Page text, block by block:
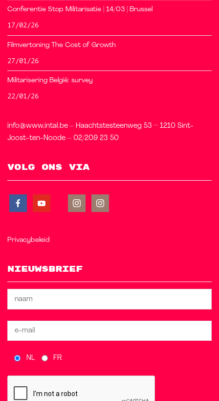
Conferentie Stop Militarisatie | 14/03 | Brussel
17/02/26
Filmvertoning The Cost of Growth
27/01/26
Militarisering België: survey
22/01/26
info@www.intal.be – Haachtstesteenweg 53 – 1210 Sint-
Joost-ten-Noode – 02/209 23 50
Volg ons via
Privacybeleid
Nieuwsbrief
NL FR